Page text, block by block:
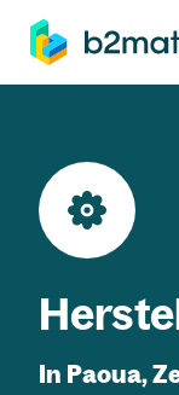
springen
In Paoua,